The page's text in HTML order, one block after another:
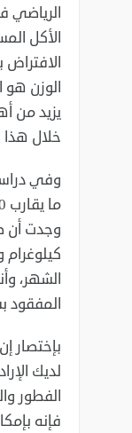
الرياضي
الأكل
الوزن هو
يزيد من
خلال
وفي
وجدت أن
الشهر،
المفقود
بإختصار
لديك
الفطور
فإنه